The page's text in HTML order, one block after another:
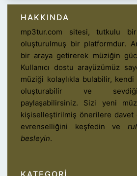
HAKKINDA
mp3tur.com sitesi, tutkulu
oluşturulmuş bir platformdur.
bir araya getirerek müziğin
Kullanıcı dostu arayüzümüz
müziği kolaylıkla bulabilir,
oluşturabilir ve
paylaşabilirsiniz. Sizi yeni
kişiselleştirilmiş önerilere davet
evrenselliğini keşfedin ve
besleyin.
KATEGORI